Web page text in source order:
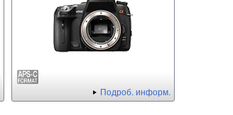
Подроб. информ.